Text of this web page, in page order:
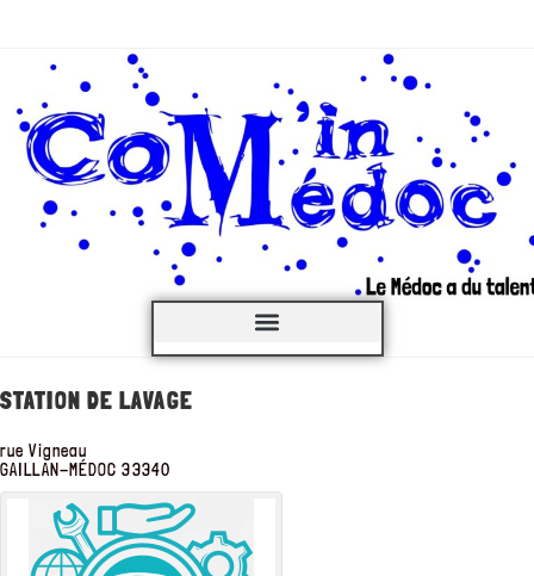
STATION DE LAVAGE
rue Vigneau
GAILLAN-MÉDOC 33340